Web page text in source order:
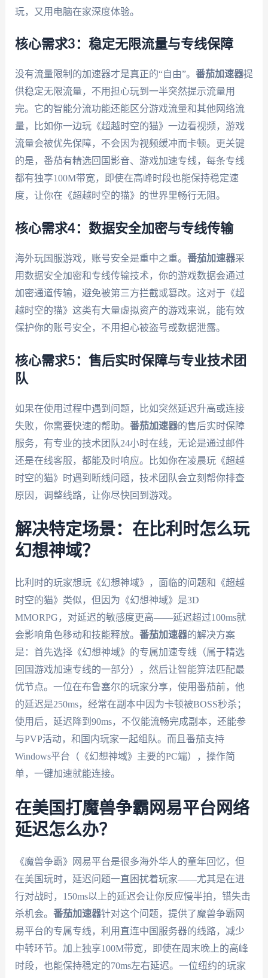
玩，又用电脑在家深度体验。
核心需求3：稳定无限流量与专线保障
没有流量限制的加速器才是真正的“自由”。 番茄加速器提
供稳定无限流量，不用担心玩到一半突然提示流量用
完。它的智能分流功能还能区分游戏流量和其他网络流
量，比如你一边玩《超越时空的猫》一边看视频，游戏
流量会被优先保障，不会因为视频缓冲而卡顿。更关键
的是，番茄有精选回国影音、游戏加速专线，每条专线
都有独享100M带宽，即使在高峰时段也能保持稳定速
度，让你在《超越时空的猫》的世界里畅行无阻。
核心需求4：数据安全加密与专线传输
海外玩国服游戏，账号安全是重中之重。 番茄加速器采
用数据安全加密和专线传输技术，你的游戏数据会通过
加密通道传输，避免被第三方拦截或篡改。这对于《超
越时空的猫》这类有大量虚拟资产的游戏来说，能有效
保护你的账号安全，不用担心被盗号或数据泄露。
核心需求5：售后实时保障与专业技术团
队
如果在使用过程中遇到问题，比如突然延迟升高或连接
失败，你需要快速的帮助。 番茄加速器的售后实时保障
服务，有专业的技术团队24小时在线，无论是通过邮件
还是在线客服，都能及时响应。比如你在凌晨玩《超越
时空的猫》时遇到断线问题，技术团队会立刻帮你排查
原因，调整线路，让你尽快回到游戏。
解决特定场景：在比利时怎么玩
幻想神域？
比利时的玩家想玩《幻想神域》，面临的问题和《超越
时空的猫》类似，但因为《幻想神域》是3D
MMORPG，对延迟的敏感度更高——延迟超过100ms就
会影响角色移动和技能释放。 番茄加速器的解决方案
是：首先选择《幻想神域》的专属加速专线（属于精选
回国游戏加速专线的一部分），然后让智能算法匹配最
优节点。一位在布鲁塞尔的玩家分享，使用番茄前，他
的延迟是250ms，经常在副本中因为卡顿被BOSS秒杀；
使用后，延迟降到90ms，不仅能流畅完成副本，还能参
与PVP活动，和国内玩家一起组队。而且番茄支持
Windows平台（《幻想神域》主要的PC端），操作简
单，一键加速就能连接。
在美国打魔兽争霸网易平台网络
延迟怎么办？
《魔兽争霸》网易平台是很多海外华人的童年回忆，但
在美国玩时，延迟问题一直困扰着玩家——尤其是在进
行对战时，150ms以上的延迟会让你反应慢半拍，错失击
杀机会。 番茄加速器针对这个问题，提供了魔兽争霸网
易平台的专属专线，利用直连中国服务器的线路，减少
中转环节。加上独享100M带宽，即使在周末晚上的高峰
时段，也能保持稳定的70ms左右延迟。一位纽约的玩家